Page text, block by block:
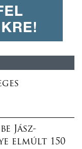
Jász-
elmúlt 150